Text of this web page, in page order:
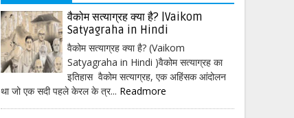
वैकोम सत्याग्रह क्या है? |Vaikom
Satyagraha in Hindi
वैकोम सत्याग्रह क्या है? (Vaikom
Satyagraha in Hindi )वैकोम सत्याग्रह का
इतिहास वैकोम सत्याग्रह, एक अहिंसक आंदोलन
था जो एक सदी पहले केरल के त्र... Readmore